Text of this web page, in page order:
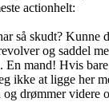
actionhelt:
så skudt? Kunne
og saddel
En mand! Hvis
ikke at ligge her
drømmer videre